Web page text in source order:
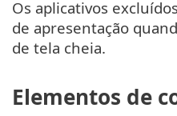
Os aplicativos
de apresentação
de tela cheia.
Elementos de